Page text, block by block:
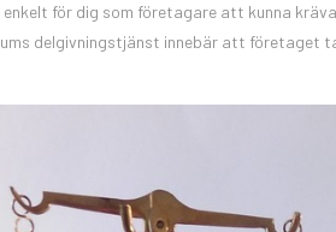
enkelt för dig som företagare att kunna
delgivningstjänst innebär att företaget